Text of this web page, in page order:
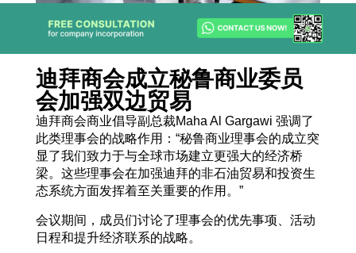
迪拜商会成立秘鲁商业委员
会加强双边贸易
迪拜商会商业倡导副总裁Maha Al Gargawi 强调了
此类理事会的战略作用：“秘鲁商业理事会的成立突
显了我们致力于与全球市场建立更强大的经济桥
梁。这些理事会在加强迪拜的非石油贸易和投资生
态系统方面发挥着至关重要的作用。”
会议期间，成员们讨论了理事会的优先事项、活动
日程和提升经济联系的战略。